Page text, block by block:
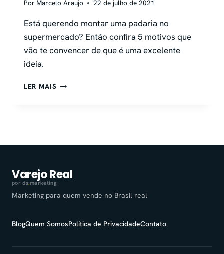
Por Marcelo Araujo 22 de julho de 2021
Está querendo montar uma padaria no
supermercado? Então confira 5 motivos que
vão te convencer de que é uma excelente
ideia.
LER MAIS PADARIA
TER
Varejo Real
pords.marketing
Marketing para quem vende no Brasil real
BlogQuem SomosPolítica de PrivacidadeContato